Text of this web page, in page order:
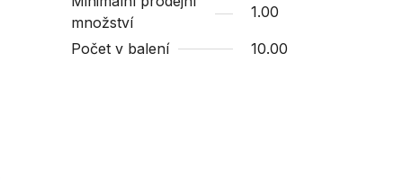
množství
1.00
Počet v balení 10.00